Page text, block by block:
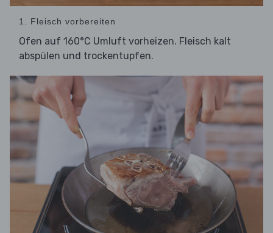
1. Fleisch vorbereiten
Ofen auf 160°C Umluft vorheizen. Fleisch kalt
abspülen und trockentupfen.